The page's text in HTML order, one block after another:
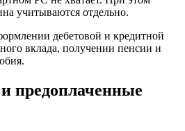
учитываются отдельно.
дебетовой и кредитной
вклада, получении пенсии и
предоплаченные